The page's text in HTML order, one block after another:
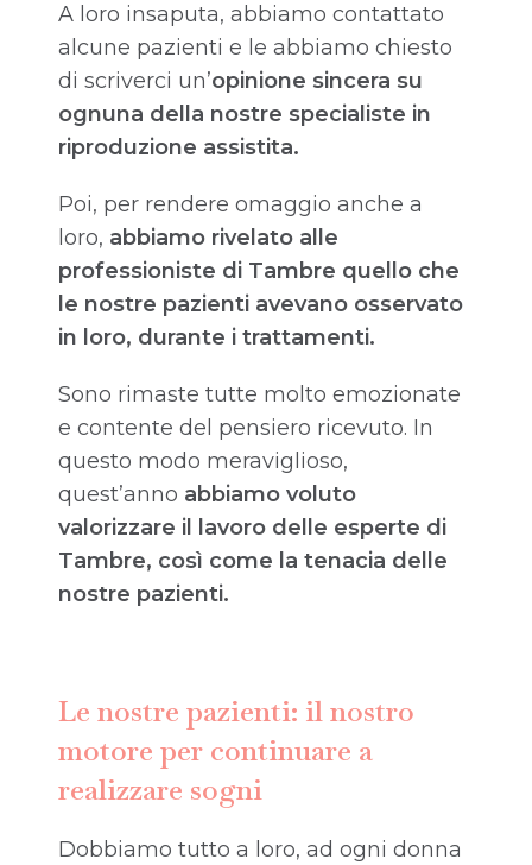
A loro insaputa, abbiamo contattato
alcune pazienti e le abbiamo chiesto
di scriverci un’opinione sincera su
ognuna della nostre specialiste in
riproduzione assistita.
Poi, per rendere omaggio anche a
loro, abbiamo rivelato alle
professioniste di Tambre quello che
le nostre pazienti avevano osservato
in loro, durante i trattamenti.
Sono rimaste tutte molto emozionate
e contente del pensiero ricevuto. In
questo modo meraviglioso,
quest’anno abbiamo voluto
valorizzare il lavoro delle esperte di
Tambre, così come la tenacia delle
nostre pazienti.
Le nostre pazienti: il nostro
motore per continuare a
realizzare sogni
Dobbiamo tutto a loro, ad ogni donna